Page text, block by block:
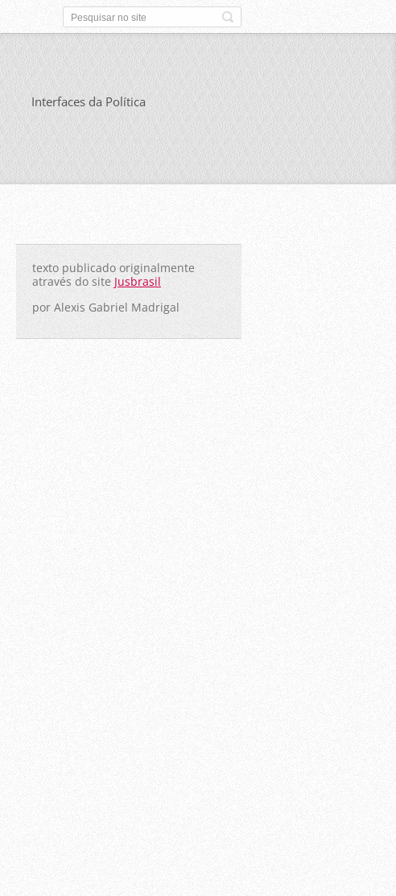
Interfaces da Política
texto publicado originalmente
através do site Jusbrasil
por Alexis Gabriel Madrigal